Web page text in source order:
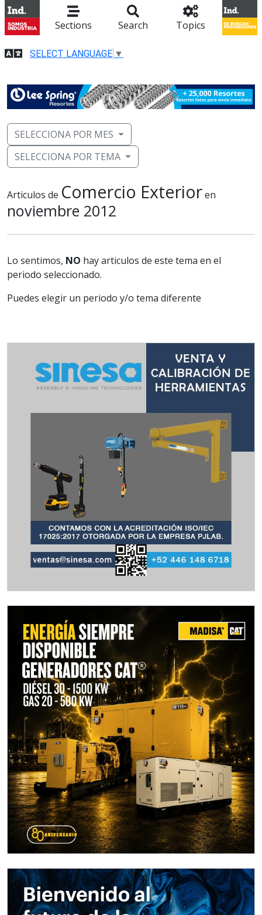
Sections Search Topics
SELECT LANGUAGE ▼
SELECCIONA POR MES
SELECCIONA POR TEMA
Articulos de Comercio Exterioren
noviembre 2012
Lo sentimos, NO hay articulos de este tema en el
periodo seleccionado.
Puedes elegir un periodo y/o tema diferente